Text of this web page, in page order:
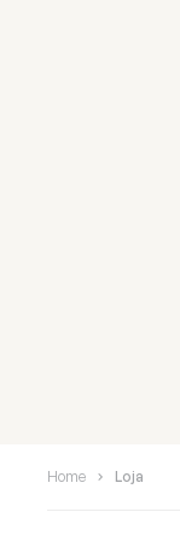
Home Loja